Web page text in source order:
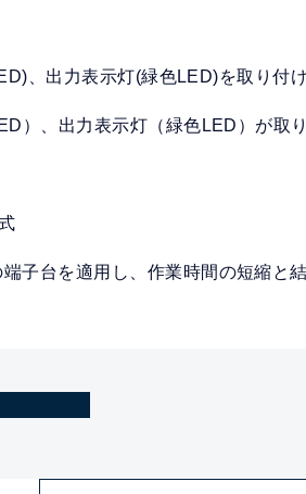
、出力表示灯(緑色LED)を取り付
）、出力表示灯（緑色LED）が取
子台を適用し、作業時間の短縮と